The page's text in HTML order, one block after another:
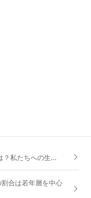
？私たちへの生...
合は若年層を中心